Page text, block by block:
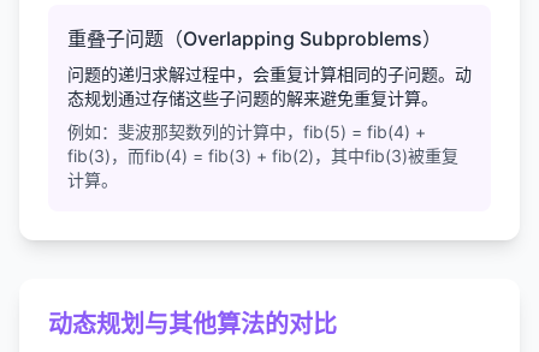
重叠子问题（Overlapping Subproblems）
问题的递归求解过程中，会重复计算相同的子问题。动
态规划通过存储这些子问题的解来避免重复计算。
例如：斐波那契数列的计算中，fib(5) = fib(4) +
fib(3)，而fib(4) = fib(3) + fib(2)，其中fib(3)被重复
计算。
动态规划与其他算法的对比